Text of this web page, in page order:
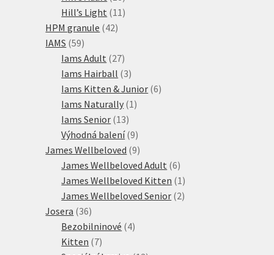
produktů
Hill’s Light 11 11
HPM granule 4242
IAMS 5959
produktů
Iams Adult 2727
produktů
Iams Hairball 33
produkty
Iams Kitten & Junior 66
Iams Naturally 1 1
Iams Senior 1313
produktů
Výhodná balení 99
produktů
James Wellbeloved 99
produktů
James Wellbeloved Adult 66
produktů
James Wellbeloved Kitten 1 1
produkt
James Wellbeloved Senior 22
Josera 3636
produktů
Bezobilninové 44
Kitten 77